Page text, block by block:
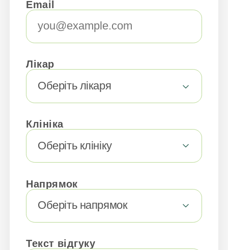
Email
Лікар
Оберіть лікаря
Клініка
Оберіть клініку
Напрямок
Оберіть напрямок
Текст відгуку